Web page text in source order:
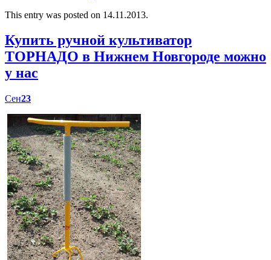
This entry was posted on 14.11.2013.
Купить ручной культиватор
ТОРНАДО в Нижнем Новгороде можно
у нас
Сен23